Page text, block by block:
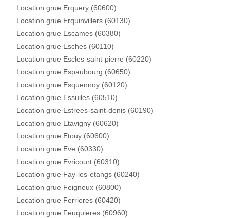
Location grue Erquery (60600)
Location grue Erquinvillers (60130)
Location grue Escames (60380)
Location grue Esches (60110)
Location grue Escles-saint-pierre (60220)
Location grue Espaubourg (60650)
Location grue Esquennoy (60120)
Location grue Essuiles (60510)
Location grue Estrees-saint-denis (60190)
Location grue Etavigny (60620)
Location grue Etouy (60600)
Location grue Eve (60330)
Location grue Evricourt (60310)
Location grue Fay-les-etangs (60240)
Location grue Feigneux (60800)
Location grue Ferrieres (60420)
Location grue Feuquieres (60960)